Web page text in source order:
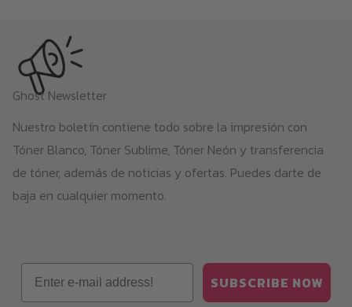
Ghost Newsletter
Nuestro boletín contiene todo sobre la impresión con
Tóner Blanco, Tóner Sublime, Tóner Neón y transferencia
de tóner, además de noticias y ofertas. Puedes darte de
baja en cualquier momento.
Email
SUBSCRIBE NOW